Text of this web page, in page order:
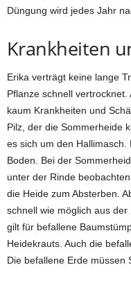
Düngung wird jedes Jahr
Krankheiten
Erika verträgt keine lange
Pflanze schnell
kaum Krankheiten und
Pilz, der die Sommerheide
es sich um den
Boden. Bei der
unter der Rinde
die Heide zum Absterben.
schnell wie möglich aus
gilt für befallene
Heidekrauts. Auch die
Die befallene Erde müssen